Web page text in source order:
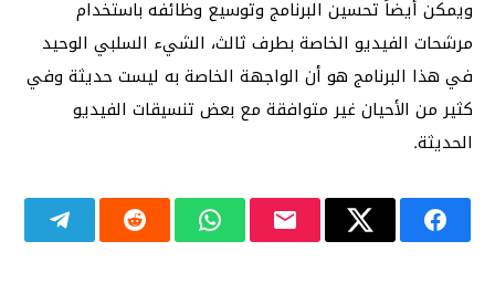
ويمكن أيضاً تحسين البرنامج وتوسيع وظائفه باستخدام
مرشحات الفيديو الخاصة بطرف ثالث، الشيء السلبي الوحيد
في هذا البرنامج هو أن الواجهة الخاصة به ليست حديثة وفي
كثير من الأحيان غير متوافقة مع بعض تنسيقات الفيديو
الحديثة.